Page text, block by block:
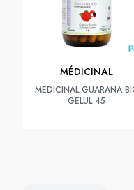
MÉDICINAL
MEDICINAL GUARANA
GELUL 45